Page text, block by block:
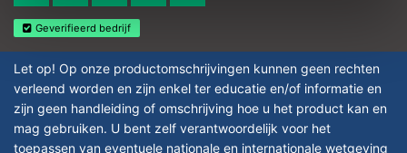
Geverifieerd bedrijf
Let op! Op onze productomschrijvingen kunnen geen rechten
verleend worden en zijn enkel ter educatie en/of informatie en
zijn geen handleiding of omschrijving hoe u het product kan en
mag gebruiken. U bent zelf verantwoordelijk voor het
toepassen van eventuele nationale en internationale wetgeving